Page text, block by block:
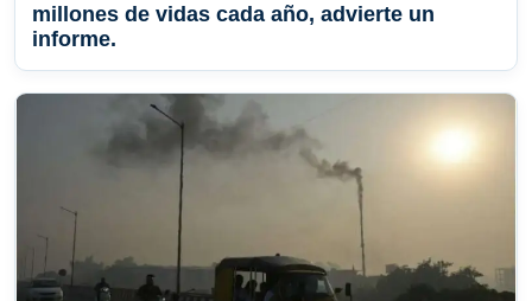
millones de vidas cada año, advierte un
informe.